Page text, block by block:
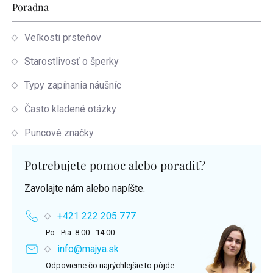
Poradna
Veľkosti prsteňov
Starostlivosť o šperky
Typy zapínania náušníc
Často kladené otázky
Puncové značky
Potrebujete pomoc alebo poradiť?
Zavolajte nám alebo napíšte.
+421 222 205 777
Po - Pia: 8:00 - 14:00
info@majya.sk
Odpovieme čo najrýchlejšie to pôjde